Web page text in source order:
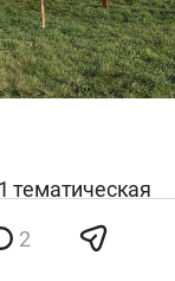
тематическая
с
классами и
2